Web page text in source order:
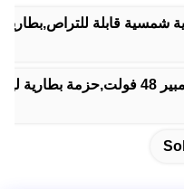
شمسية قابلة